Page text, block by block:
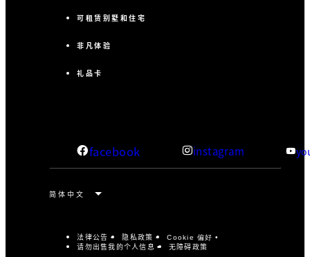
可租赁别墅和住宅
非凡体验
礼品卡
facebook instagram
法律公告 隐私政策 Cookie 偏好
请勿出售我的个人信息 无障碍政策